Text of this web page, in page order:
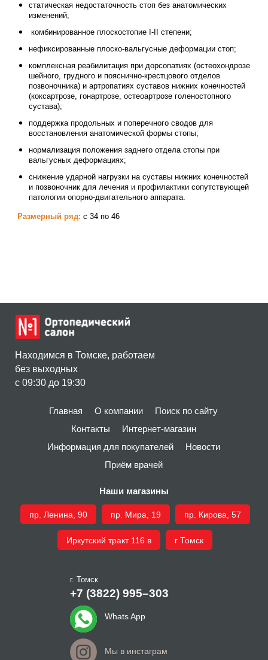
статическая недостаточность стоп без анатомических
изменений;
комбинированное плоскостопие I-II степени;
нефиксированные плоско-вальгусные деформации стоп;
комплексная реабилитация при дорсопатиях (остеохондрозе
шейного, грудного и пояснично-крестцового отделов
позвоночника) и артропатиях суставов нижних конечностей
(коксартрозе, гонартрозе, остеоартрозе голеностопного
сустава);
поддержка продольных и поперечного сводов для
восстановления анатомической формы стопы;
нормализация положения заднего отдела стопы при
вальгусных деформациях;
снижение ударной нагрузки на суставы нижних конечностей
и позвоночник для лечения и профилактики сопутствующей
патологии опорно-двигательного аппарата.
Размерный ряд: с 34 по 46
Находимся в Томске, работаем
без выходных
c 09:30 до 19:30
Главная О компании
Поиск по сайту
Контакты
Интернет-магазин
Информация для покупателей
Новости
Приём врачей
Наши магазины
пр. Ленина, 90 пр. Мира, 19 пр. Кирова, 57
Иркутский тракт 116 в г Томск
г. Томск
+7 (3822) 995–303
Whats App
Мы в инстаграм